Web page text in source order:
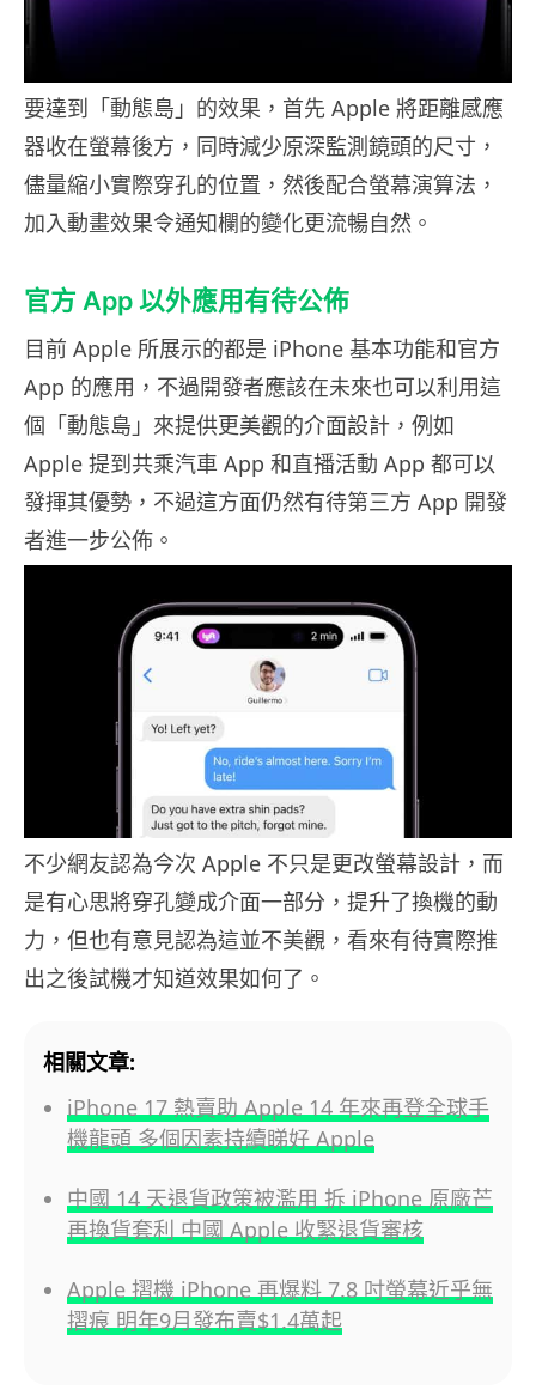
要達到「動態島」的效果，首先 Apple 將距離感應
器收在螢幕後方，同時減少原深監測鏡頭的尺寸，
儘量縮小實際穿孔的位置，然後配合螢幕演算法，
加入動畫效果令通知欄的變化更流暢自然。
官方 App 以外應用有待公佈
目前 Apple 所展示的都是 iPhone 基本功能和官方
App 的應用，不過開發者應該在未來也可以利用這
個「動態島」來提供更美觀的介面設計，例如
Apple 提到共乘汽車 App 和直播活動 App 都可以
發揮其優勢，不過這方面仍然有待第三方 App 開發
者進一步公佈。
不少網友認為今次 Apple 不只是更改螢幕設計，而
是有心思將穿孔變成介面一部分，提升了換機的動
力，但也有意見認為這並不美觀，看來有待實際推
出之後試機才知道效果如何了。
相關文章:
iPhone 17 熱賣助 Apple 14 年來再登全球手
機龍頭 多個因素持續睇好 Apple
中國 14 天退貨政策被濫用 拆 iPhone 原廠芒
再換貨套利 中國 Apple 收緊退貨審核
Apple 摺機 iPhone 再爆料 7.8 吋螢幕近乎無
摺痕 明年9月發布賣$1.4萬起